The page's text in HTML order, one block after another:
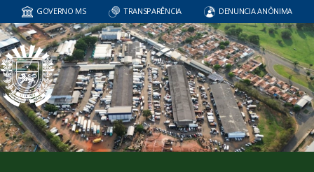
GOVERNO MS TRANSPARÊNCIA DENUNCIA ANÔNIMA